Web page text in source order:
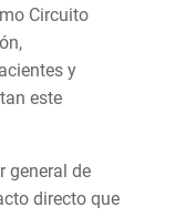
Circuito
y
este
general de
directo que